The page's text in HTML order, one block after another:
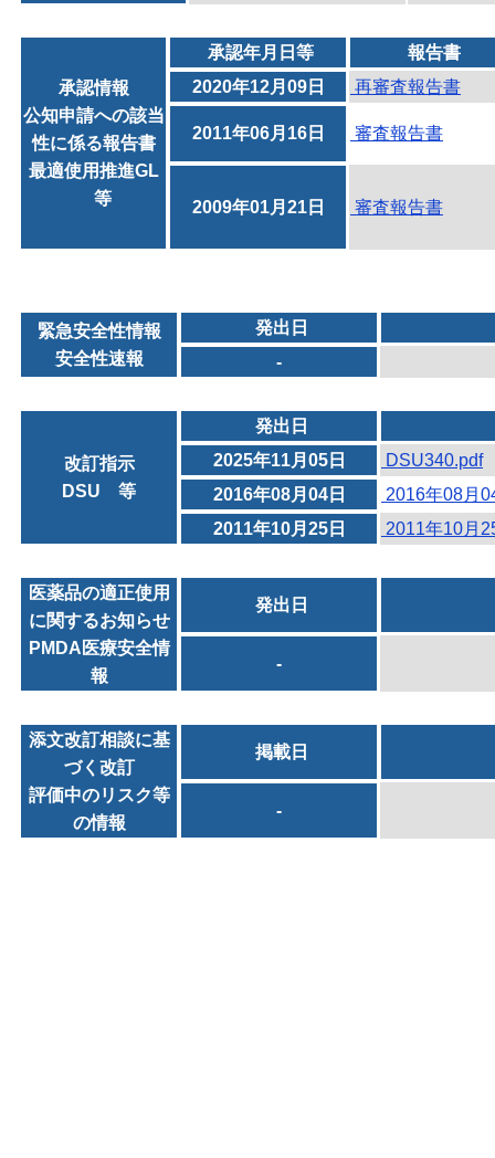
承認情報
公知申請への該当
性に係る報告書
最適使用推進GL
等
承認年月日等
報告書
2020年12月09日
再審査報告書
2011年06月16日 審査報告書
2009年01月21日 審査報告書
緊急安全性情報
安全性速報
発出日
-
改訂指示
DSU 等
発出日
2025年11月05日
DSU340.pdf
2016年08月04日
2016年08月
2011年10月25日
2011年10月
医薬品の適正使用
に関するお知らせ
PMDA医療安全情
報
発出日
-
添文改訂相談に基
づく改訂
評価中のリスク等
の情報
掲載日
-